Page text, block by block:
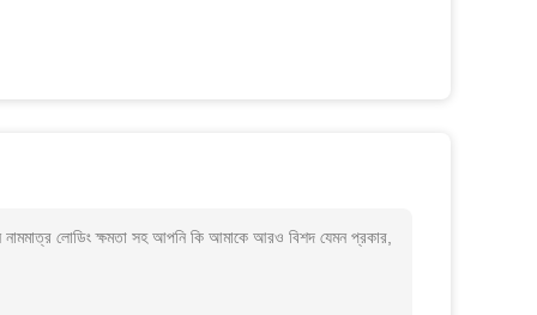
লোডিং ক্ষমতা সহ আপনি কি আমাকে আরও বিশদ যেমন প্রকার,